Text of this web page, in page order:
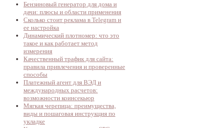
Бензиновый генератор для дома и
дачи: плюсы и области применения
Сколько стоит реклама в Telegram и
ее настройка
Динамический плотномер: что это
такое и как работает метод
измерения
Качественный трафик для сайта:
правила привлечения и проверенные
способы
Платежный агент для ВЭД и
международных расчетов:
возможности коинсекьюр
Мягкая черепица: преимущества,
виды и пошаговая инструкция по
укладке